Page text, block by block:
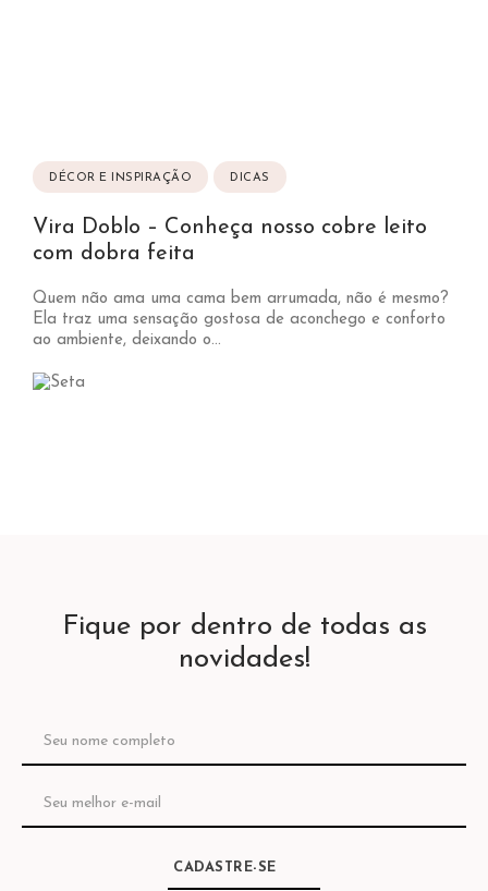
DÉCOR E INSPIRAÇÃO DICAS
Vira Doblo – Conheça nosso cobre leito
com dobra feita
Quem não ama uma cama bem arrumada, não é mesmo?
Ela traz uma sensação gostosa de aconchego e conforto
ao ambiente, deixando o...
Fique por dentro de todas as
novidades!
CADASTRE-SE